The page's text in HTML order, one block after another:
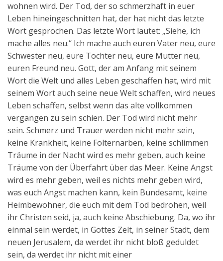
wohnen wird. Der Tod, der so schmerzhaft in euer
Leben hineingeschnitten hat, der hat nicht das letzte
Wort gesprochen. Das letzte Wort lautet: „Siehe, ich
mache alles neu.“ Ich mache auch euren Vater neu, eure
Schwester neu, eure Tochter neu, eure Mutter neu,
euren Freund neu. Gott, der am Anfang mit seinem
Wort die Welt und alles Leben geschaffen hat, wird mit
seinem Wort auch seine neue Welt schaffen, wird neues
Leben schaffen, selbst wenn das alte vollkommen
vergangen zu sein schien. Der Tod wird nicht mehr
sein. Schmerz und Trauer werden nicht mehr sein,
keine Krankheit, keine Folternarben, keine schlimmen
Träume in der Nacht wird es mehr geben, auch keine
Träume von der Überfahrt über das Meer. Keine Angst
wird es mehr geben, weil es nichts mehr geben wird,
was euch Angst machen kann, kein Bundesamt, keine
Heimbewohner, die euch mit dem Tod bedrohen, weil
ihr Christen seid, ja, auch keine Abschiebung. Da, wo ihr
einmal sein werdet, in Gottes Zelt, in seiner Stadt, dem
neuen Jerusalem, da werdet ihr nicht bloß geduldet
sein, da werdet ihr nicht mit einer